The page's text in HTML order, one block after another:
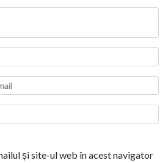
și site-ul web în acest navigator